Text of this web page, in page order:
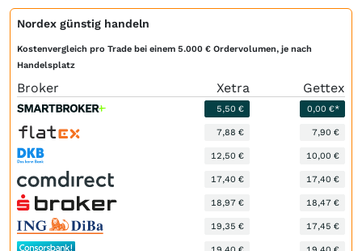
Nordex günstig handeln
Kostenvergleich pro Trade bei einem 5.000 € Ordervolumen, je nach
Handelsplatz
Broker Xetra Gettex
5,50 € 0,00 €*
7,88 € 7,90 €
12,50 € 10,00 €
17,40 € 17,40 €
18,97 € 18,47 €
19,35 € 17,45 €